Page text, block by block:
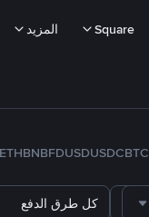
Square المزيد
BTC
USDC
FDUSD
BNB
ETH
كل طرق الدفع